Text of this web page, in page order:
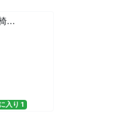
...
入り 1